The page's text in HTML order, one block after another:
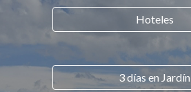
Hoteles
3 días en Jardín